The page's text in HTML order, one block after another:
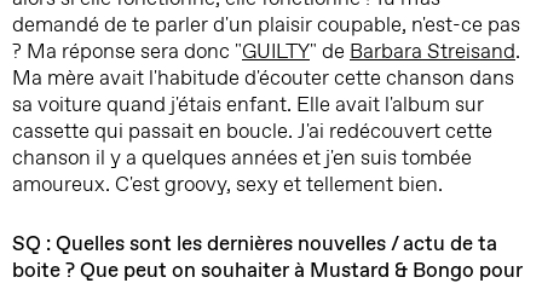
demandé de te parler d'un plaisir coupable, n'est-ce pas
? Ma réponse sera donc "GUILTY" de Barbara Streisand.
Ma mère avait l'habitude d'écouter cette chanson dans
sa voiture quand j'étais enfant. Elle avait l'album sur
cassette qui passait en boucle. J'ai redécouvert cette
chanson il y a quelques années et j'en suis tombée
amoureux. C'est groovy, sexy et tellement bien.
SQ : Quelles sont les dernières nouvelles / actu de ta
boite ? Que peut on souhaiter à Mustard & Bongo pour